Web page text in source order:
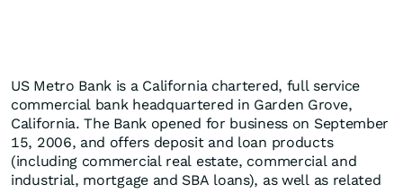
US Metro Bank is a California chartered, full service
commercial bank headquartered in Garden Grove,
California. The Bank opened for business on September
15, 2006, and offers deposit and loan products
(including commercial real estate, commercial and
industrial, mortgage and SBA loans), as well as related